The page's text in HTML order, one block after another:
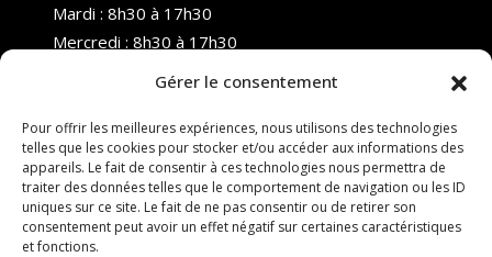
Gérer le consentement
Pour offrir les meilleures expériences, nous utilisons des technologies
telles que les cookies pour stocker et/ou accéder aux informations des
appareils. Le fait de consentir à ces technologies nous permettra de
traiter des données telles que le comportement de navigation ou les ID
uniques sur ce site. Le fait de ne pas consentir ou de retirer son
consentement peut avoir un effet négatif sur certaines caractéristiques
et fonctions.
Mardi : 8h30 à 17h30
Mercredi : 8h30 à 17h30
Samedi : Fermé
Dimanche : Fermé